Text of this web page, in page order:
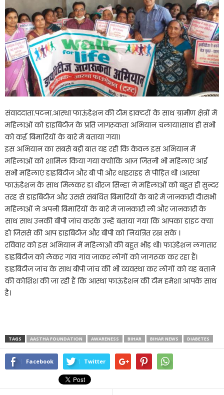
संवाददाता.पटना.आस्था फाऊंडेशन की टीम डाक्टरों के साथ ग्रामीण क्षेत्रों में
महिलाओं को डाइबिटीज के प्रति जागरूकता अभियान चलाया।साथ ही सभी
को कई बिमारियों के बारे में बताया गया।
इस अभियान का सबसे बड़ी बात यह रही कि केवल इस अभियान में
महिलाओं को शामिल किया गया क्योंकि आज जितनी भी महिलाएं आई
सभी महिलाएं डाइबिटीज और बी पी और थाइराइड से पीड़ित थी ।आस्था
फाऊंडेशन के साथ मिलकर डा धीरज सिन्हा ने महिलाओं को बहुत ही सुन्दर
तरह से डाइबिटीज और उससे संबंधित बिमारियों के बारे में जानकारी दी।सभी
महिलाओं ने अपनी बिमारियों के बारे में जानकारी ली और जानकारी के
साथ साथ उनकी बीपी जांच करके उन्हें बताया गया कि आपका डाइट क्या
हो जिससे की आप डाइबिटीज और बीपी को नियंत्रित रख सके ।
रविवार को इस अभियान में महिलाओं की बहुत भीड़ थी। फाउंडेशन लगातार
डाइबिटीज को लेकर गांव गांव जाकर लोगों को जागरूक कर रहा हैं।
डाइबिटीज जांच के साथ बीपी जांच की भी व्यवस्था कर लोगों को यह बताने
की कोशिश की जा रही हैं कि आस्था फाऊंडेशन की टीम हमेशा आपके साथ
है।
TAGS AASTHA FOUNDATION AWARENESS BIHAR BIHAR NEWS DIABETES
Facebook Twitter